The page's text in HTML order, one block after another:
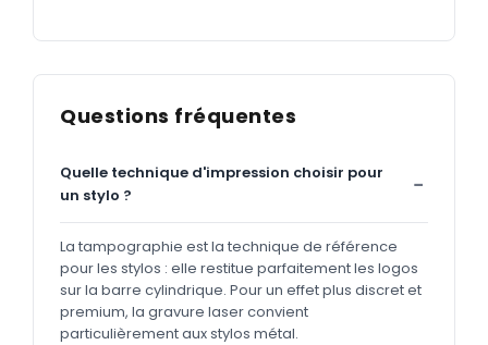
Questions fréquentes
Quelle technique d'impression choisir pour
un stylo ?
La tampographie est la technique de référence
pour les stylos : elle restitue parfaitement les logos
sur la barre cylindrique. Pour un effet plus discret et
premium, la gravure laser convient
particulièrement aux stylos métal.